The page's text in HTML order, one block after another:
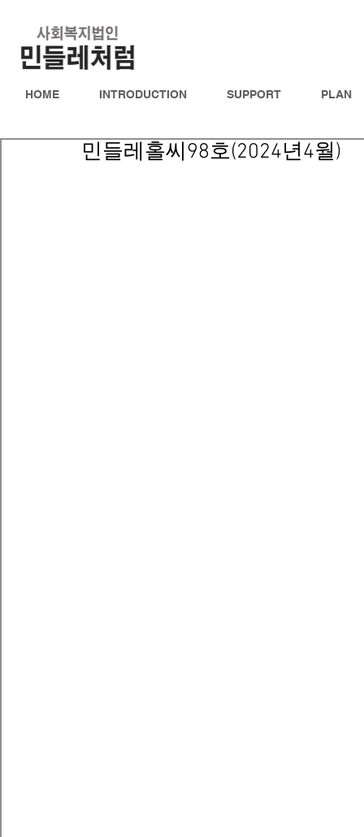
HOME INTRODUCTION SUPPORT PLAN
민들레홀씨98호(2024년4월)